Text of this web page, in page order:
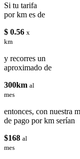
Si tu tarifa
por km es de
$ 0.56 x
km
y recorres un
aproximado de
300km al
mes
entonces, con nuestra
de pago por km serían
$168 al
mes